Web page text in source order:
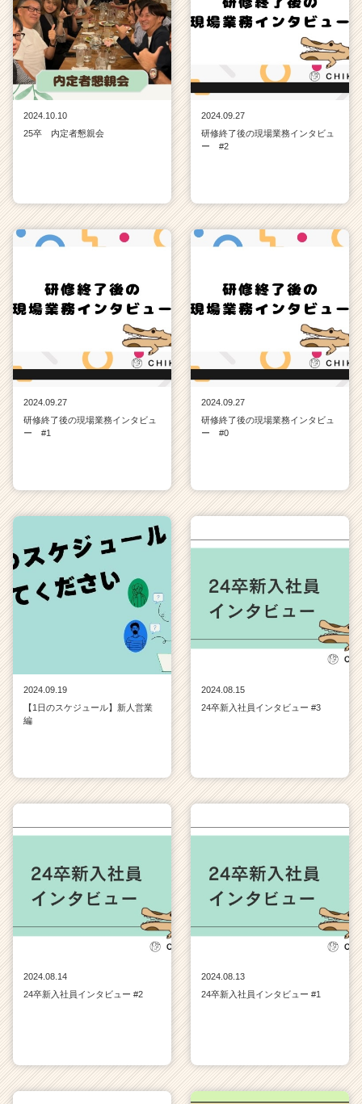
2024.10.10
25卒 内定者懇親会
2024.09.27
研修終了後の現場業務インタビュ
ー #2
2024.09.27
研修終了後の現場業務インタビュ
ー #1
2024.09.27
研修終了後の現場業務インタビュ
ー #0
2024.09.19
【1日のスケジュール】新人営業
編
2024.08.15
24卒新入社員インタビュー #3
2024.08.14
24卒新入社員インタビュー #2
2024.08.13
24卒新入社員インタビュー #1